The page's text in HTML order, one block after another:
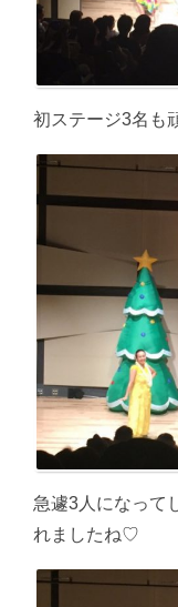
初ステージ3名も
急遽3人になって
れましたね♡